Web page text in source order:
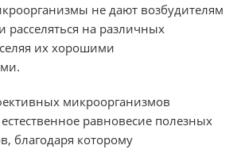
не дают возбудителям
расселяться на различных
их хорошими
микроорганизмов
равновесие полезных
благодаря которому